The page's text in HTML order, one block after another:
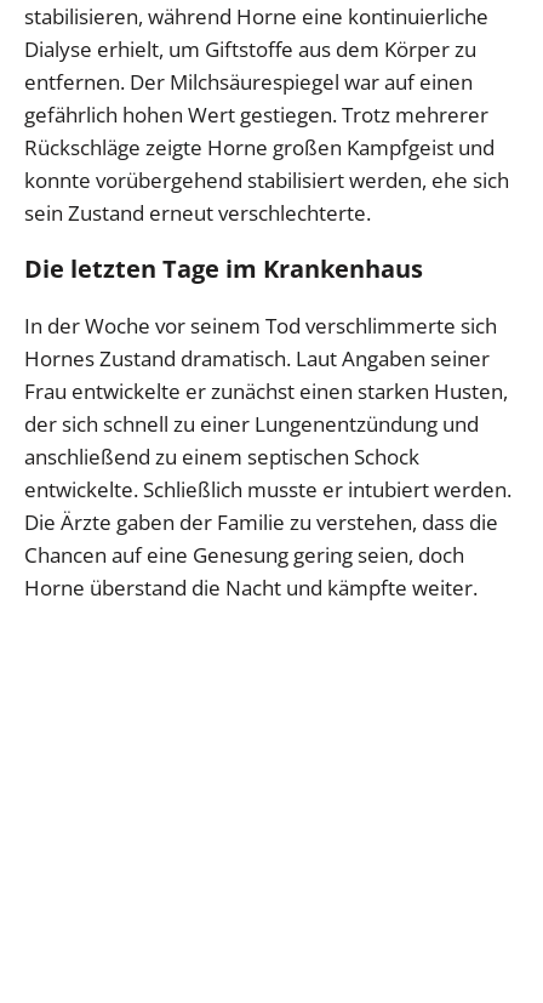
stabilisieren, während Horne eine kontinuierliche
Dialyse erhielt, um Giftstoffe aus dem Körper zu
entfernen. Der Milchsäurespiegel war auf einen
gefährlich hohen Wert gestiegen. Trotz mehrerer
Rückschläge zeigte Horne großen Kampfgeist und
konnte vorübergehend stabilisiert werden, ehe sich
sein Zustand erneut verschlechterte.
Die letzten Tage im Krankenhaus
In der Woche vor seinem Tod verschlimmerte sich
Hornes Zustand dramatisch. Laut Angaben seiner
Frau entwickelte er zunächst einen starken Husten,
der sich schnell zu einer Lungenentzündung und
anschließend zu einem septischen Schock
entwickelte. Schließlich musste er intubiert werden.
Die Ärzte gaben der Familie zu verstehen, dass die
Chancen auf eine Genesung gering seien, doch
Horne überstand die Nacht und kämpfte weiter.